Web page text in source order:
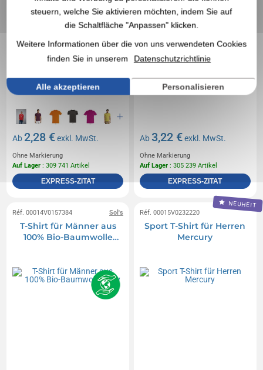
Ab2,28 €exkl. MwSt.
Ohne Markierung
Auf Lager : 309 741 Artikel
EXPRESS-ZITAT
Ab3,22 €exkl. MwSt.
Ohne Markierung
Auf Lager : 305 239 Artikel
EXPRESS-ZITAT
Sol's
Réf. 00014V0157384
T-Shirt für Männer aus
100% Bio-Baumwolle
NEUHEIT
Réf. 00015V0232220
Sport T-Shirt für Herren
Mercury
steuern, welche Sie aktivieren möchten, indem Sie auf
die Schaltfläche "Anpassen" klicken.
Weitere Informationen über die von uns verwendeten Cookies
finden Sie in unserem
Datenschutzrichtlinie
Alle akzeptieren Personalisieren